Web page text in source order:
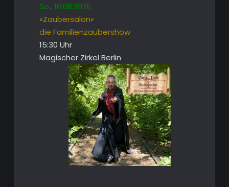
So., 16.08.2026
»Zaubersalon«
die Familienzaubershow
15:30 Uhr
Magischer Zirkel Berlin